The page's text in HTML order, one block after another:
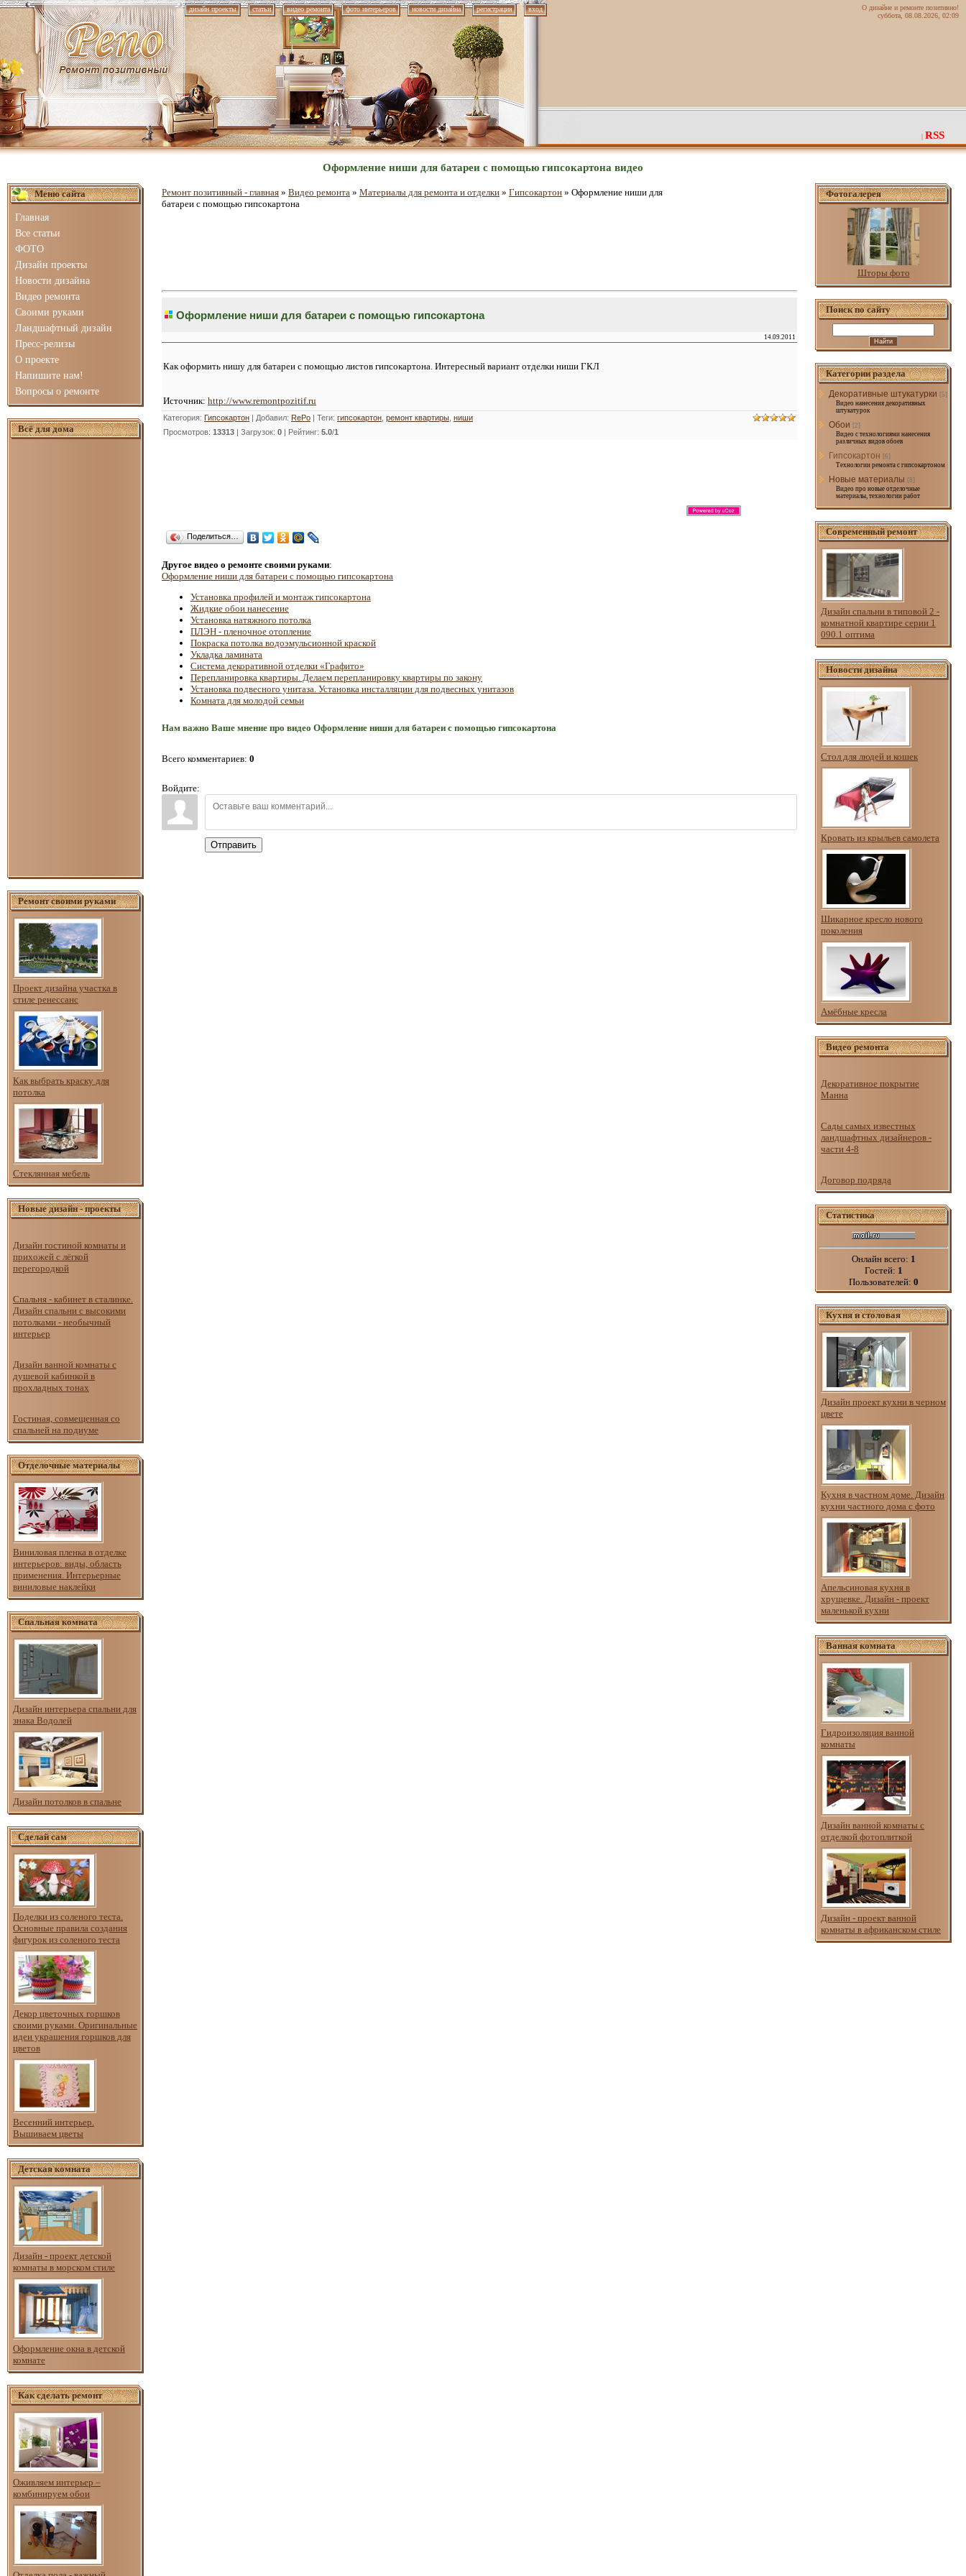
дизайн проекты статьи видео ремонта фото интерьеров новости дизайна регистрация вход
О дизайне и ремонте позитивно!
суббота, 08.08.2026, 02:09
| RSS
Оформление ниши для батареи с помощью гипсокартона видео
Меню сайта
Главная
Все статьи
ФОТО
Дизайн проекты
Новости дизайна
Видео ремонта
Своими руками
Ландшафтный дизайн
Пресс-релизы
О проекте
Напишите нам!
Вопросы о ремонте
Всё для дома
Ремонт своими руками
Проект дизайна участка в
стиле ренессанс
Как выбрать краску для
потолка
Стеклянная мебель
Новые дизайн - проекты
Дизайн гостиной комнаты и
прихожей с лёгкой
перегородкой
Спальня - кабинет в сталинке.
Дизайн спальни с высокими
потолками - необычный
интерьер
Дизайн ванной комнаты с
душевой кабинкой в
прохладных тонах
Гостиная, совмещенная со
спальней на подиуме
Отделочные материалы
Виниловая пленка в отделке
интерьеров: виды, область
применения. Интерьерные
виниловые наклейки
Спальная комната
Дизайн интерьера спальни для
знака Водолей
Дизайн потолков в спальне
Сделай сам
Поделки из соленого теста.
Основные правила создания
фигурок из соленого теста
Декор цветочных горшков
своими руками. Оригинальные
идеи украшения горшков для
цветов
Весенний интерьер.
Вышиваем цветы
Детская комната
Дизайн - проект детской
комнаты в морском стиле
Оформление окна в детской
комнате
Как сделать ремонт
Оживляем интерьер –
комбинируем обои
Ремонт позитивный - главная » Видео ремонта » Материалы для ремонта и отделки » Гипсокартон » Оформление ниши для
батареи с помощью гипсокартона
Оформление ниши для батареи с помощью гипсокартона
14.09.2011
Как оформить нишу для батареи с помощью листов гипсокартона. Интересный вариант отделки ниши ГКЛ
Источник: http://www.remontpozitif.ru
Категория: Гипсокартон | Добавил: RePo | Теги: гипсокартон ремонт квартиры ниши
Просмотров: 13313 | Загрузок: 0 | Рейтинг: 5.0/1
Поделиться…
Другое видео о ремонте своими руками:
Оформление ниши для батареи с помощью гипсокартона
Установка профилей и монтаж гипсокартона
Жидкие обои нанесение
Установка натяжного потолка
ПЛЭН - пленочное отопление
Покраска потолка водоэмульсионной краской
Укладка ламината
Система декоративной отделки «Графито»
Перепланировка квартиры. Делаем перепланировку квартиры по закону
Установка подвесного унитаза. Установка инсталляции для подвесных унитазов
Комната для молодой семьи
Нам важно Ваше мнение про видео Оформление ниши для батареи с помощью гипсокартона
Всего комментариев: 0
Войдите:
Отправить
Фотогалерея
Шторы фото
Поиск по сайту
Категории раздела
Декоративные штукатурки [5]
Видео нанесения декоративных
штукатурок
Обои [2]
Видео с технологиями нанесения
различных видов обоев
Гипсокартон [6]
Технологии ремонта с гипсокартоном
Новые материалы [8]
Видео про новые отделочные
материалы, технологии работ
Современный ремонт
Дизайн спальни в типовой 2 -
комнатной квартире серии 1
090.1 оптима
Новости дизайна
Стол для людей и кошек
Кровать из крыльев самолета
Шикарное кресло нового
поколения
Амёбные кресла
Видео ремонта
Декоративное покрытие
Манна
Сады самых известных
ландшафтных дизайнеров -
части 4-8
Договор подряда
Статистика
Онлайн всего: 1
Гостей: 1
Пользователей: 0
Кухня и столовая
Дизайн проект кухни в черном
цвете
Кухня в частном доме. Дизайн
кухни частного дома с фото
Апельсиновая кухня в
хрущевке. Дизайн - проект
маленькой кухни
Ванная комната
Гидроизоляция ванной
комнаты
Дизайн ванной комнаты с
отделкой фотоплиткой
Дизайн - проект ванной
комнаты в африканском стиле